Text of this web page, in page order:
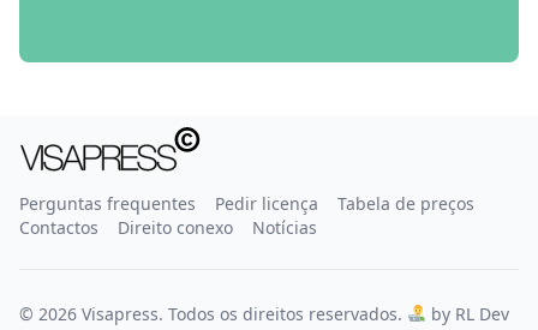
Perguntas frequentes Pedir licença
Tabela de preços
Contactos
Direito conexo Notícias
© 2026 Visapress. Todos os direitos reservados. by RL Dev